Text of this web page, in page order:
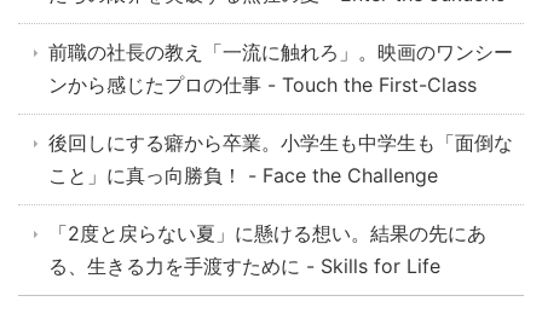
前職の社長の教え「一流に触れろ」。映画のワンシー
ンから感じたプロの仕事 - Touch the First-Class
後回しにする癖から卒業。小学生も中学生も「面倒な
こと」に真っ向勝負！ - Face the Challenge
「2度と戻らない夏」に懸ける想い。結果の先にあ
る、生きる力を手渡すために - Skills for Life